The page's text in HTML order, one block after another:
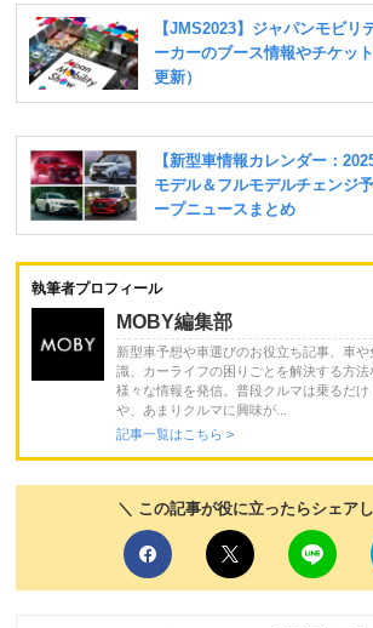
執筆者プロフィール
MOBY編集部
新型車予想や車選びのお役立ち記事、車
識、カーライフの困りごとを解決する方
様々な情報を発信。普段クルマは乗るだ
や、あまりクルマに興味が...
記事一覧はこちら >
＼ この記事が役に立ったらシェア